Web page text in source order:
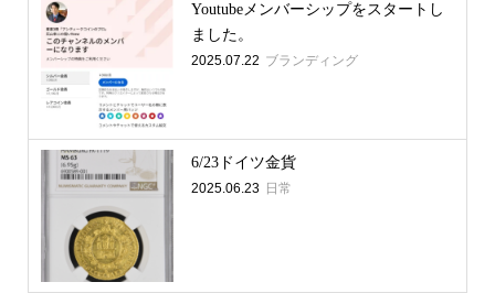
Youtubeメンバーシップをスタートし
ました。
2025.07.22 ブランディング
6/23ドイツ金貨
2025.06.23 日常